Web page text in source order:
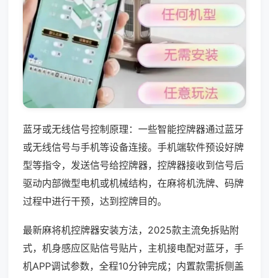
蓝牙或无线信号控制原理：一些智能控牌器通过蓝牙
或无线信号与手机等设备连接。手机端软件预设好牌
型等指令，发送信号给控牌器，控牌器接收到信号后
驱动内部微型电机或机械结构，在麻将机洗牌、码牌
过程中进行干预，达到控牌目的。
最新麻将机控牌器安装方法，2025款主流免拆贴附
式，机身感应区贴信号贴片，主机接电配对蓝牙，手
机APP调试参数，全程10分钟完成；内置款需拆侧盖